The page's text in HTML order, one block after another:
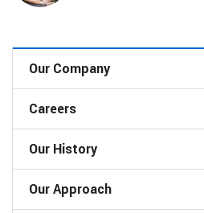
Our Company
Careers
Our History
Our Approach